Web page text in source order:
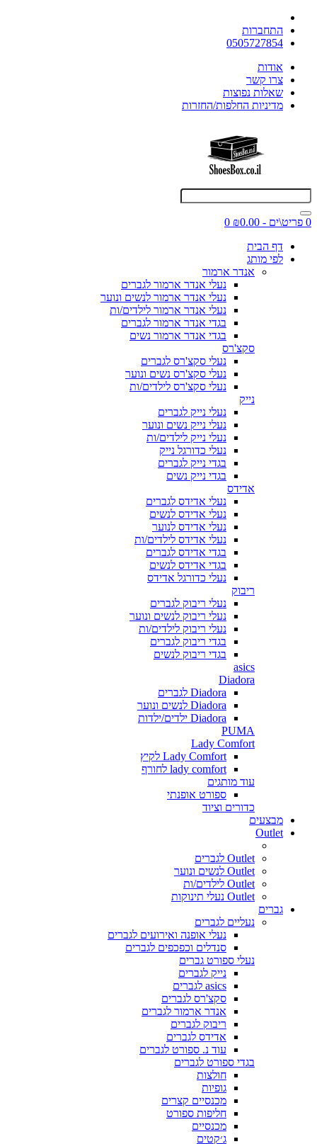
התחברות
0505727854
אודות
צרו קשר
שאלות נפוצות
מדיניות החלפות/החזרות
0 פריט\ים - ₪0.00
0
דף הבית
לפי מותג
אנדר ארמור
נעלי אנדר ארמור לגברים
נעלי אנדר ארמור לנשים ונוער
נעלי אנדר ארמור לילדים/ות
בגדי אנדר ארמור לגברים
בגדי אנדר ארמור נשים
סקצ'רס
נעלי סקצ'רס לגברים
נעלי סקצ'רס נשים ונוער
נעלי סקצ'רס לילדים/ות
נייק
נעלי נייק לגברים
נעלי נייק נשים ונוער
נעלי נייק לילדים/ות
נעלי כדורגל נייק
בגדי נייק לגברים
בגדי נייק נשים
אדידס
נעלי אדידס לגברים
נעלי אדידס לנשים
נעלי אדידס לנוער
נעלי אדידס לילדים/ות
בגדי אדידס לגברים
בגדי אדידס לנשים
נעלי כדורגל אדידס
ריבוק
נעלי ריבוק לגברים
נעלי ריבוק לנשים ונוער
נעלי ריבוק לילדים/ות
בגדי ריבוק לגברים
בגדי ריבוק לנשים
asics
Diadora
Diadora לגברים
Diadora לנשים ונוער
Diadora ילדים/ילדות
PUMA
Lady Comfort
Lady Comfort לקיץ
lady comfort לחורף
עוד מותגים
ספורט אופנתי
כדורים וציוד
מבצעים
Outlet
Outlet לגברים
Outlet לנשים ונוער
Outlet לילדים/ות
Outlet נעלי תינוקות
גברים
נעליים לגברים
נעלי אופנה ואירועים לגברים
סנדלים וכפכפים לגברים
נעלי ספורט גברים
נייק לגברים
asics לגברים
סקצ'רס לגברים
אנדר ארמור לגברים
ריבוק לגברים
אדידס לגברים
עוד נ. ספורט לגברים
בגדי ספורט לגברים
חולצות
גופיות
מכנסיים קצרים
חליפות ספורט
מכנסיים
ג׳קטים